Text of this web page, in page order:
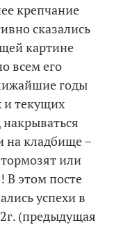
крепчание
сказались
картине
всем его
годы
текущих
на кладбище –
или
В этом посте
успехи в
(предыдущая